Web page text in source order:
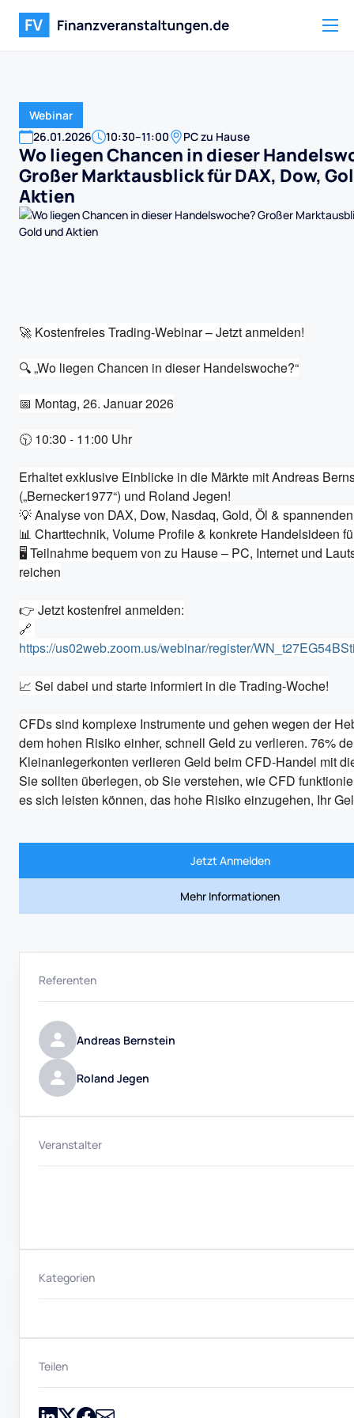
Webinar
26.01.2026 10:30–11:00 PC zu Hause
Wo liegen Chancen in dieser
Großer Marktausblick für DAX, Dow,
Aktien
🚀 Kostenfreies Trading-Webinar – Jetzt anmelden!
🔍 „Wo liegen Chancen in dieser Handelswoche?“
📅 Montag, 26. Januar 2026
🕥 10:30 - 11:00 Uhr
Erhaltet exklusive Einblicke in die Märkte mit Andreas
(„Bernecker1977“) und Roland Jegen!
💡 Analyse von DAX, Dow, Nasdaq, Gold, Öl &
📊 Charttechnik, Volume Profile & konkrete Handelsideen
🖥️ Teilnahme bequem von zu Hause – PC, Internet und
reichen
👉 Jetzt kostenfrei anmelden:
https://us02web.zoom.us/webinar/register/
📈 Sei dabei und starte informiert in die Trading-Woche!
CFDs sind komplexe Instrumente und gehen wegen der
dem hohen Risiko einher, schnell Geld zu verlieren. 76%
Kleinanlegerkonten verlieren Geld beim CFD-Handel mit
Sie sollten überlegen, ob Sie verstehen, wie CFD
es sich leisten können, das hohe Risiko einzugehen, Ihr
Jetzt Anmelden
Mehr Informationen
Referenten
Andreas Bernstein
Roland Jegen
Veranstalter
Kategorien
Teilen